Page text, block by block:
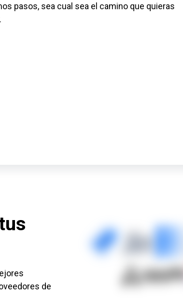
pasos, sea cual sea el camino que quieras
de